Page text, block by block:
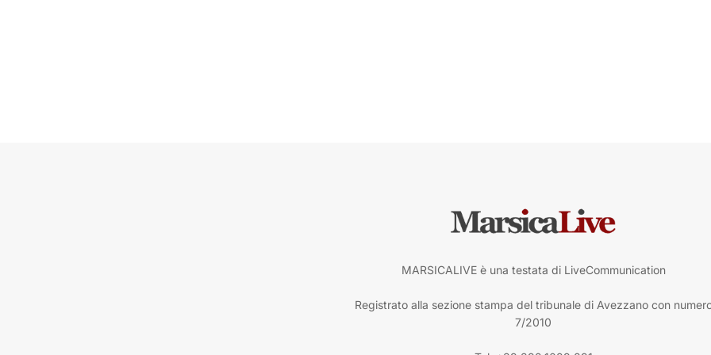
MARSICALIVE è una testata di LiveCommunication
Registrato alla sezione stampa del tribunale di Avezzano con
7/2010